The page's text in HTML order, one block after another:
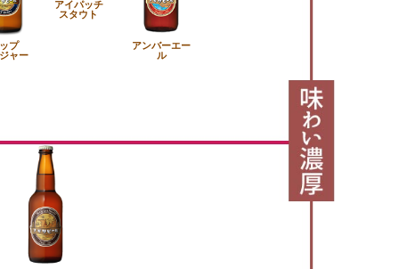
アイパッチ
スタウト
アンバーエー
ル
プ
ャー